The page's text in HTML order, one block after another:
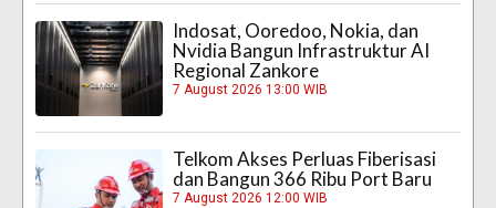
Indosat, Ooredoo, Nokia, dan
Nvidia Bangun Infrastruktur AI
Regional Zankore
7 August 2026 13:00 WIB
Telkom Akses Perluas Fiberisasi
dan Bangun 366 Ribu Port Baru
7 August 2026 12:00 WIB